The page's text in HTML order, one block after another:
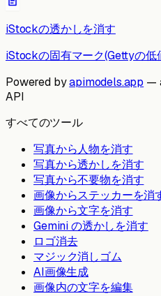
iStockの透かしを消す
iStockの固有マーク(Gettyの低
Powered byapimodels.app —
API
すべてのツール
写真から人物を消す
写真から透かしを消す
写真から不要物を消す
画像からステッカーを消
画像から文字を消す
Gemini の透かしを消す
ロゴ消去
マジック消しゴム
AI画像生成
画像内の文字を編集